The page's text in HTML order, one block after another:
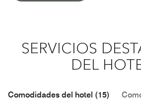
SERVICIOS
DEL
Comodidades del hotel (15)